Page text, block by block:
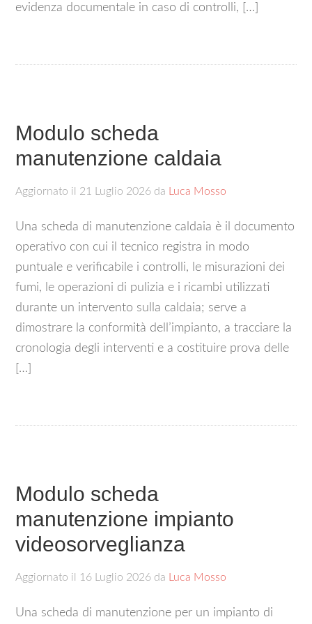
evidenza documentale in caso di controlli, […]
Modulo scheda
manutenzione caldaia​
Aggiornato il 21 Luglio 2026 da Luca Mosso
Una scheda di manutenzione caldaia è il documento
operativo con cui il tecnico registra in modo
puntuale e verificabile i controlli, le misurazioni dei
fumi, le operazioni di pulizia e i ricambi utilizzati
durante un intervento sulla caldaia; serve a
dimostrare la conformità dell’impianto, a tracciare la
cronologia degli interventi e a costituire prova delle
[…]
Modulo scheda
manutenzione impianto
videosorveglianza​
Aggiornato il 16 Luglio 2026 da Luca Mosso
Una scheda di manutenzione per un impianto di